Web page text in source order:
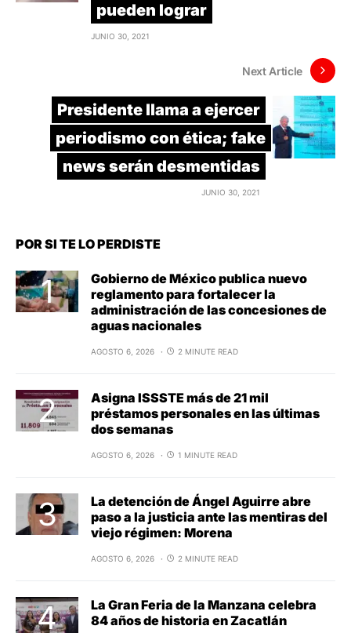
pueden lograr
JUNIO 30, 2021
Next Article
Presidente llama a ejercer
periodismo con ética; fake
news serán desmentidas
JUNIO 30, 2021
POR SI TE LO PERDISTE
Gobierno de México publica nuevo
reglamento para fortalecer la
administración de las concesiones de
aguas nacionales
AGOSTO 6, 2026 2 MINUTE READ
Asigna ISSSTE más de 21 mil
préstamos personales en las últimas
dos semanas
AGOSTO 6, 2026 1 MINUTE READ
La detención de Ángel Aguirre abre
paso a la justicia ante las mentiras del
viejo régimen: Morena
AGOSTO 6, 2026 2 MINUTE READ
La Gran Feria de la Manzana celebra
84 años de historia en Zacatlán